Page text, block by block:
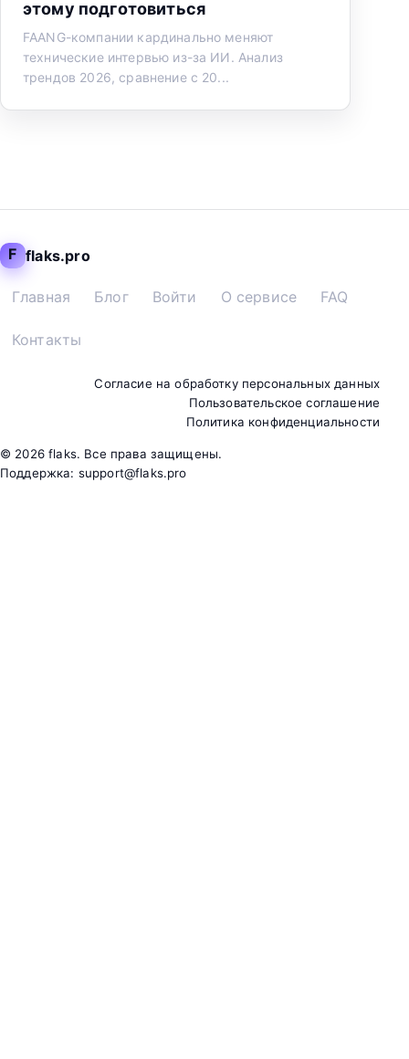
этому подготовиться
FAANG-компании кардинально меняют
технические интервью из-за ИИ. Анализ
трендов 2026, сравнение с 20...
F flaks.pro
Главная Блог Войти О сервисе FAQ
Контакты
Согласие на обработку персональных данных
Пользовательское соглашение
Политика конфиденциальности
© 2026flaks. Все права защищены.
Поддержка: support@flaks.pro